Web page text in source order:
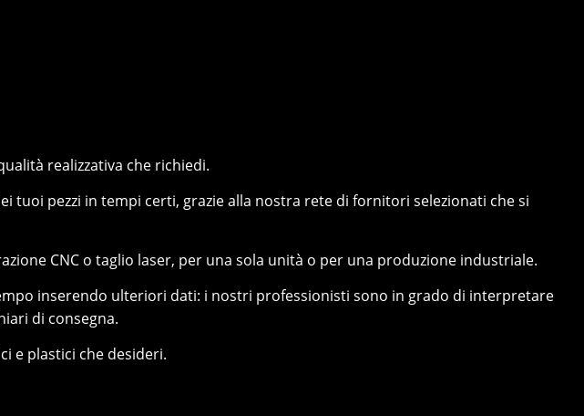
realizzativa che richiedi.
tuoi pezzi in tempi certi, grazie alla nostra rete di fornitori selezionati che si
CNC o taglio laser, per una sola unità o per una produzione industriale.
inserendo ulteriori dati: i nostri professionisti sono in grado di interpretare
di consegna.
e plastici che desideri.